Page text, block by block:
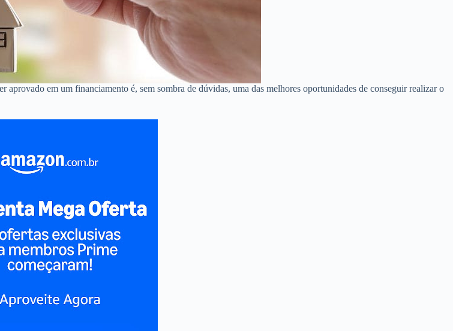
aprovado em um financiamento é, sem sombra de dúvidas, uma das melhores oportunidades de conseguir realizar o